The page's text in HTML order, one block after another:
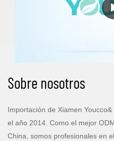
Sobre nosotros
Importación de Xiamen
el año 2014. Como el mejor
China, somos profesionales en